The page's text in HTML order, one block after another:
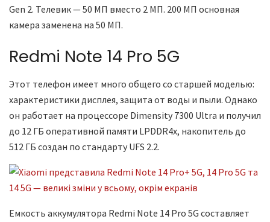
Gen 2. Телевик — 50 МП вместо 2 МП. 200 МП основная
камера заменена на 50 МП.
Redmi Note 14 Pro 5G
Этот телефон имеет много общего со старшей моделью:
характеристики дисплея, защита от воды и пыли. Однако
он работает на процессоре Dimensity 7300 Ultra и получил
до 12 ГБ оперативной памяти LPDDR4x, накопитель до
512 ГБ создан по стандарту UFS 2.2.
Емкость аккумулятора Redmi Note 14 Pro 5G составляет